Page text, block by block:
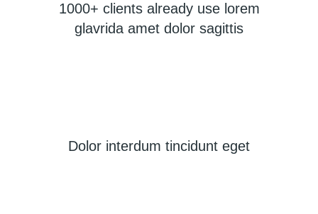
1000+ clients already use lorem
glavrida amet dolor sagittis
Dolor interdum tincidunt eget